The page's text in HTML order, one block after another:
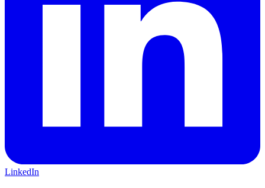
LinkedIn